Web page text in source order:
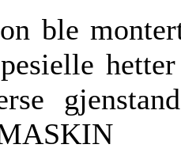
ble